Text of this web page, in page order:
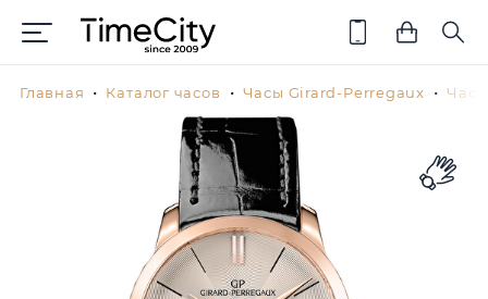
Главная Каталог часов Часы Girard-Perregaux